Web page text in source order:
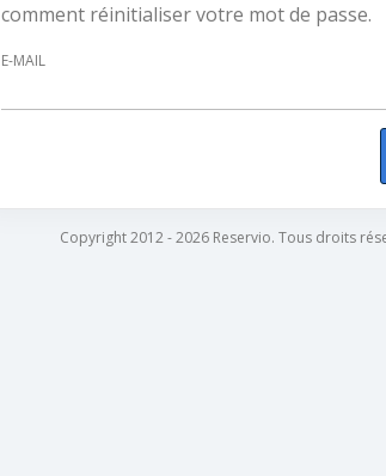
comment réinitialiser votre mot de passe.
E-MAIL
Copyright 2012 - 2026 Reservio. Tous droits